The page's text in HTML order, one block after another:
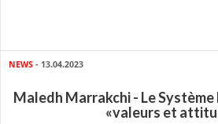
NEWS - 13.04.2023
Maledh Marrakchi - Le
«valeurs et